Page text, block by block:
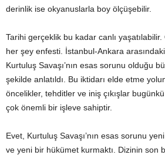
derinlik ise okyanuslarla boy ölçüşebilir.
Tarihi gerçeklik bu kadar canlı
her şey enfesti. İstanbul-Ankara
Kurtuluş Savaşı’nın esas sorunu olduğu
şekilde anlatıldı. Bu iktidarı elde etme
öncelikler, tehditler ve iniş çıkışlar
çok önemli bir işleve sahiptir.
Evet, Kurtuluş Savaşı’nın esas sorunu
ve yeni bir hükümet kurmaktı. Dizinin son